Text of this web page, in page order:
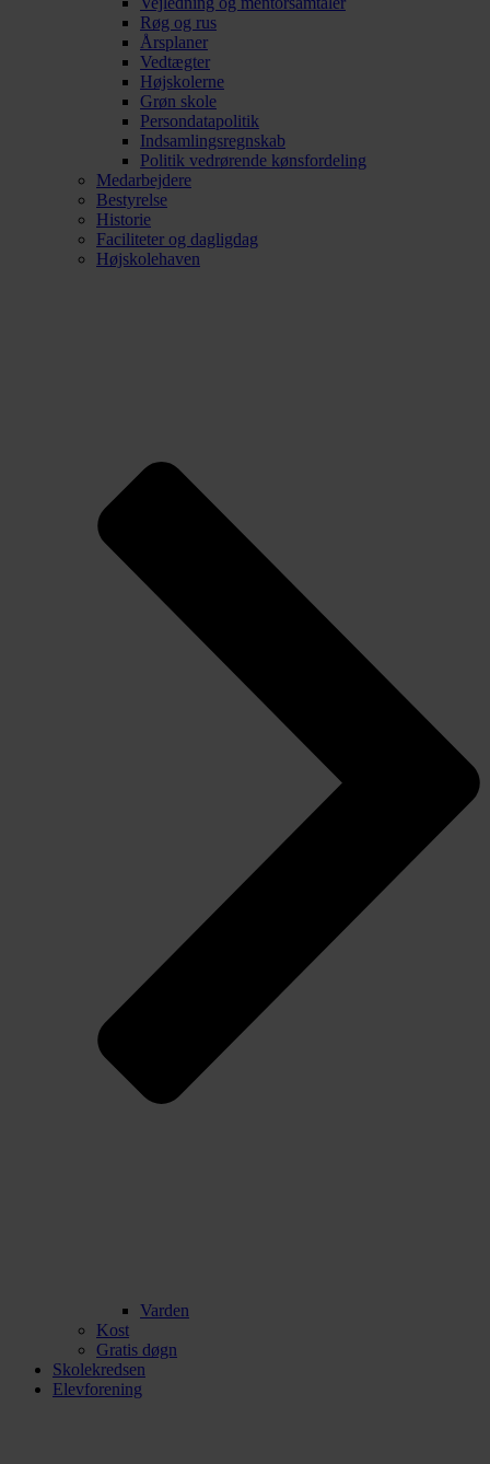
Røg og rus
Årsplaner
Vedtægter
Højskolerne
Grøn skole
Persondatapolitik
Indsamlingsregnskab
Politik vedrørende kønsfordeling
Medarbejdere
Bestyrelse
Historie
Faciliteter og dagligdag
Højskolehaven
Varden
Kost
Gratis døgn
Skolekredsen
Elevforening